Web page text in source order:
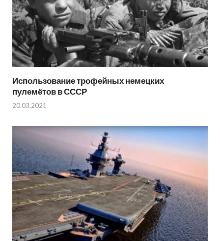
Использование трофейных немецких
пулемётов в СССР
20.03.2021